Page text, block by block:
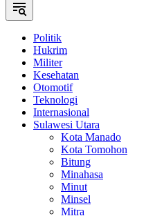
Politik
Hukrim
Militer
Kesehatan
Otomotif
Teknologi
Internasional
Sulawesi Utara
Kota Manado
Kota Tomohon
Bitung
Minahasa
Minut
Minsel
Mitra